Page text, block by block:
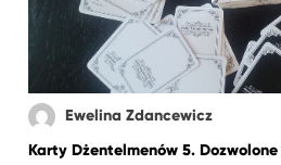
Ewelina Zdancewicz
Karty Dżentelmenów 5.